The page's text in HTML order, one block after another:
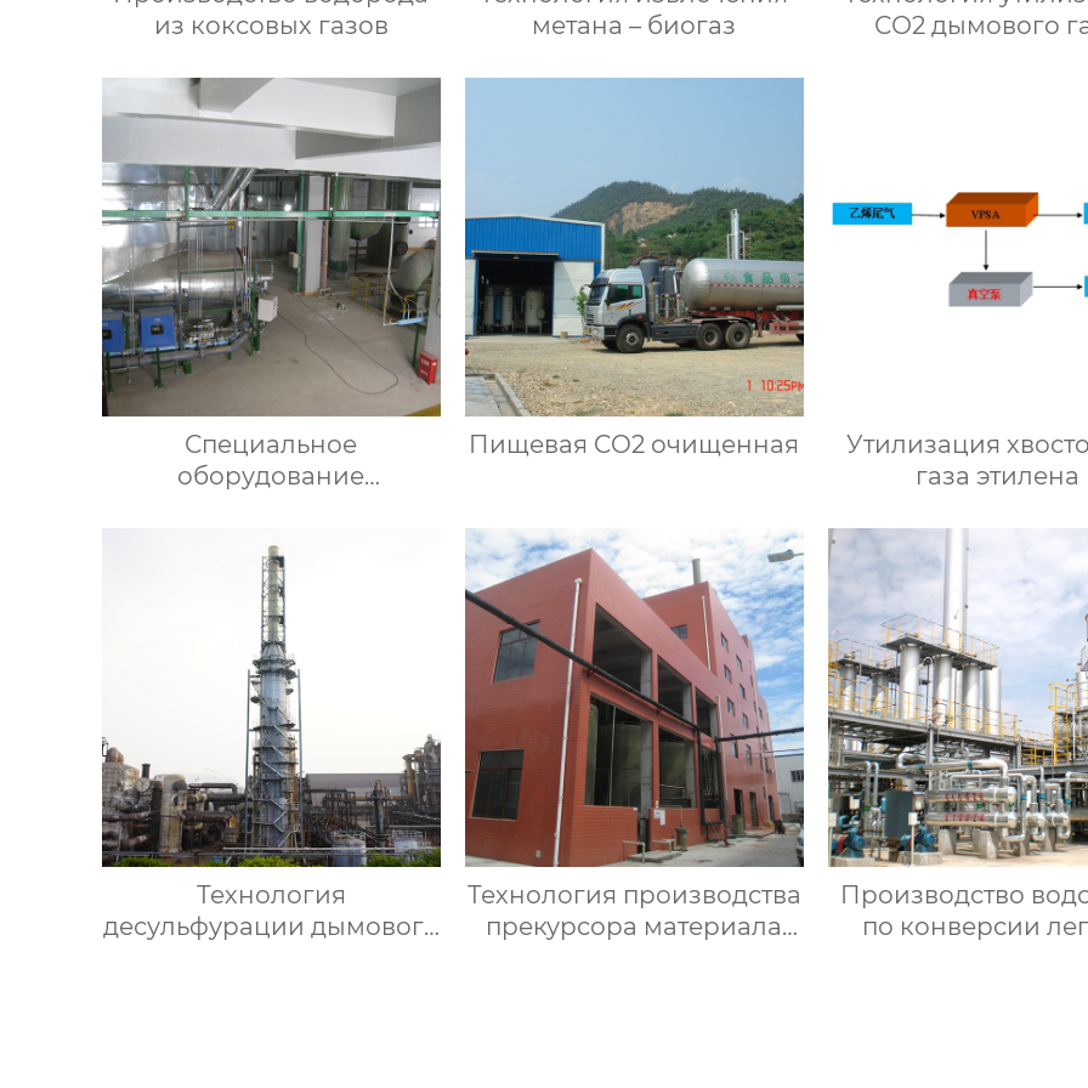
из коксовых газов
метана – биогаз
СО2 дымового
Специальное
оборудование
Пищевая CO2 очищенная
Утилизация
газа этилена
Технология
десульфурации дымового
Технология производства
прекурсора материала
Производство
по конверсии